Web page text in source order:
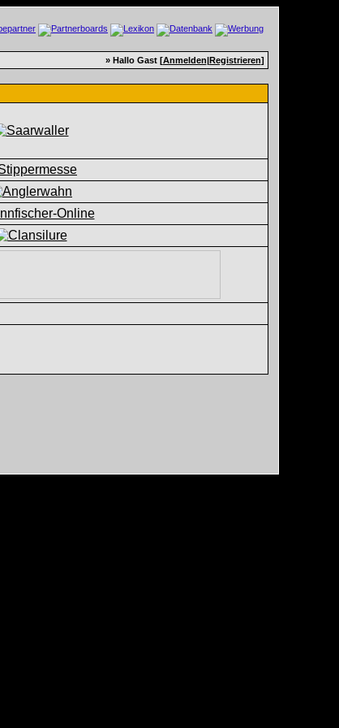
» Hallo Gast [Anmelden|Registrieren]